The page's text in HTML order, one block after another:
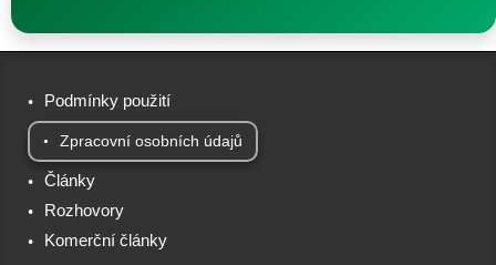
Podmínky použití
Zpracovní osobních údajů
Články
Rozhovory
Komerční články